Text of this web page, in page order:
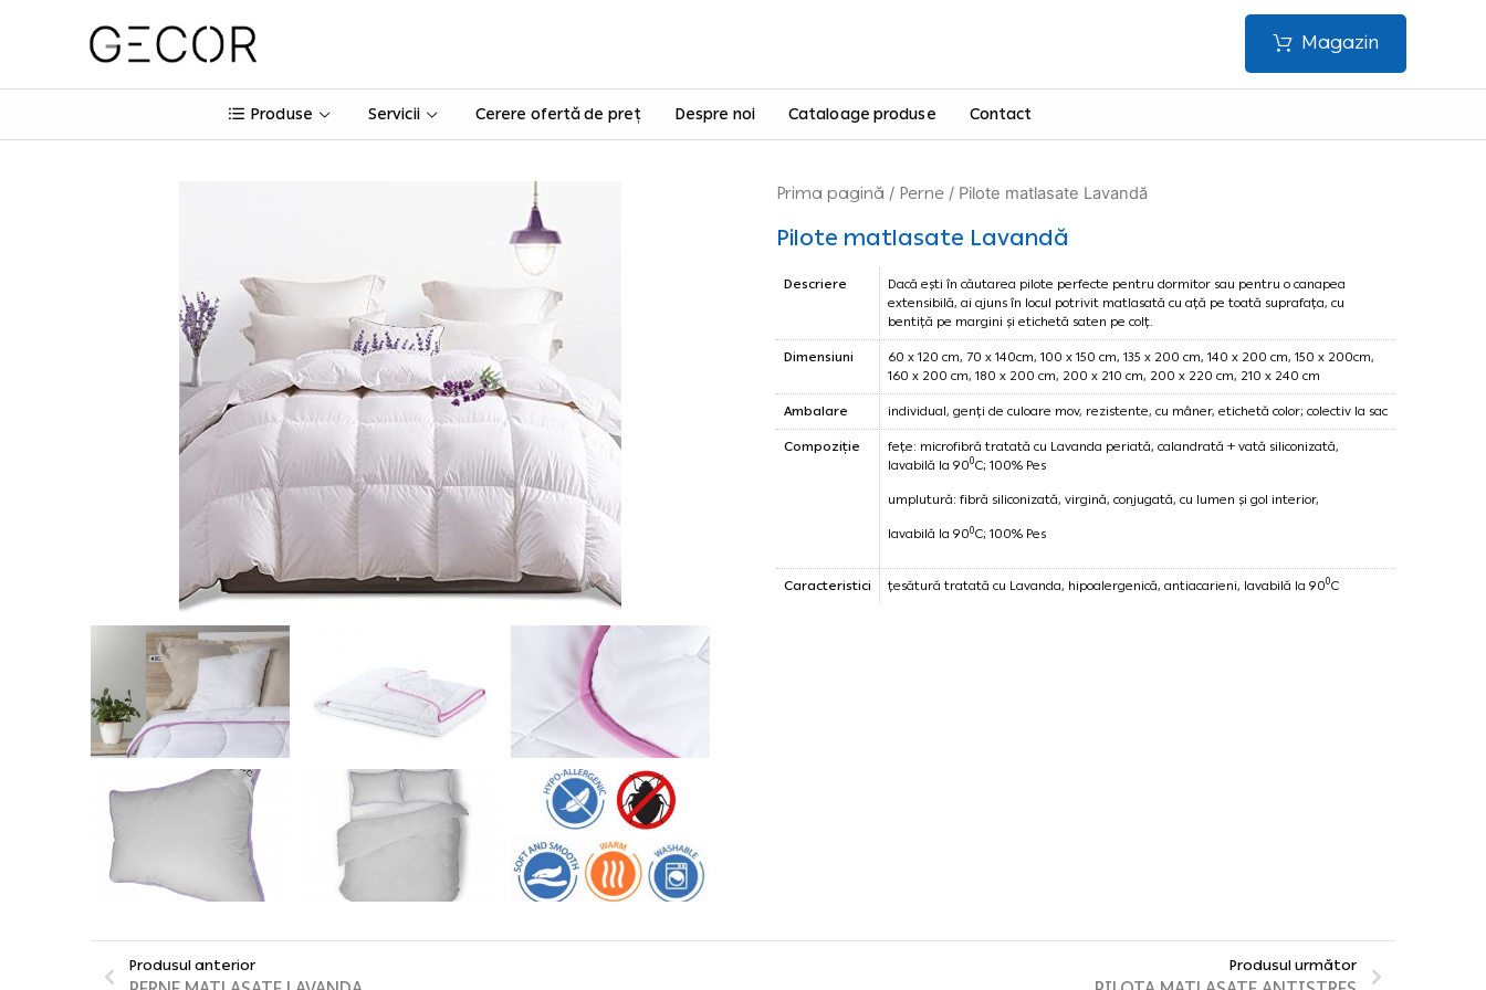
Magazin
Produse Servicii Cerere ofertă de preț Despre noi Cataloage produse Contact
Prima pagină / Perne/ Pilote matlasate Lavandă
Pilote matlasate Lavandă
Descriere
Dacă ești în căutarea pilote perfecte pentru dormitor sau pentru o canapea
extensibilă, ai ajuns în locul potrivit matlasată cu ață pe toată suprafața, cu
bentiță pe margini și etichetă saten pe colț.
Dimensiuni
60 x 120 cm, 70 x 140cm, 100 x 150 cm, 135 x 200 cm, 140 x 200 cm, 150 x 200cm,
160 x 200 cm, 180 x 200 cm, 200 x 210 cm, 200 x 220 cm, 210 x 240 cm
Ambalare individual, genți de culoare mov, rezistente, cu mâner, etichetă color; colectiv la sac
Compoziție fețe: microfibră tratată cu Lavanda periată, calandrată + vată siliconizată,
lavabilă la 900C; 100% Pes
umplutură: fibră siliconizată, virgină, conjugată, cu lumen și gol interior,
lavabilă la 900C; 100% Pes
Caracteristici țesătură tratată cu Lavanda, hipoalergenică, antiacarieni, lavabilă la 900C
Produsul anterior Produsul următor